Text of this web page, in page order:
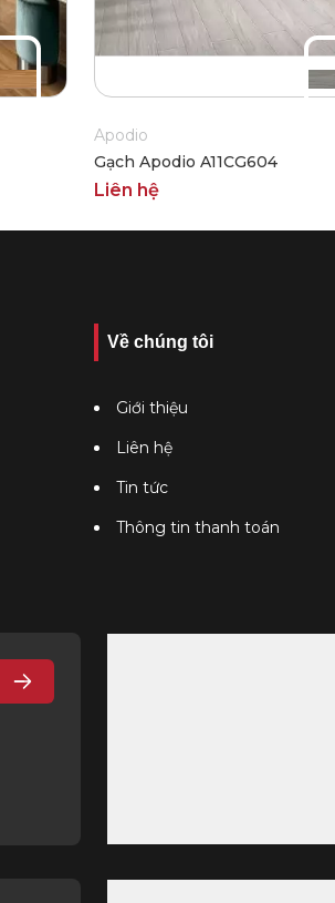
Apodio
Gạch Apodio A11CG604
Liên hệ
Về chúng tôi
Giới thiệu
Liên hệ
Tin tức
Thông tin thanh toán